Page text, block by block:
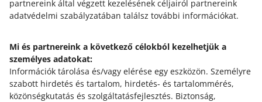
partnereink által végzett kezelésének céljairól partnereink
adatvédelmi szabályzatában találsz további információkat.
Mi és partnereink a következő célokból kezelhetjük a
személyes adatokat:
Információk tárolása és/vagy elérése egy eszközön. Személyre
szabott hirdetés és tartalom, hirdetés- és tartalommérés,
közönségkutatás és szolgáltatásfejlesztés. Biztonság,
2025. augusztus 11. 9:55
Felületünkön további opciókat módosítunk, hogy
segítsünk neked az Allegrón az előírásnak megfelelően
értékesíteni. Tudj meg többet.